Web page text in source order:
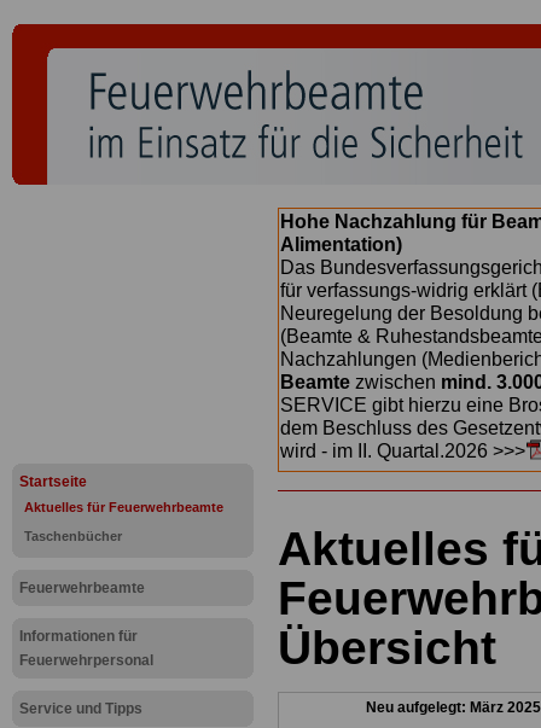
Startseite
Aktuelles für Feuerwehrbeamte
Taschenbücher
Feuerwehrbeamte
Informationen für
Feuerwehrpersonal
Service und Tipps
Hohe Nachzahlung für
Alimentation)
Das
für verfassungs-widrig erklärt
Neuregelung der Besoldung
(Beamte &
Nachzahlungen
Beamte zwischen mind.
SERVICE gibt hierzu eine
dem Beschluss des
wird - im II. Quartal.2026 >>>
Aktuelles
Übersicht
Neu aufgelegt: März 2025